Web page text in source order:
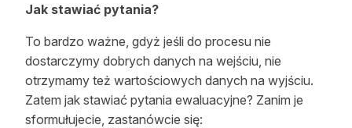
Jak stawiać pytania?
To bardzo ważne, gdyż jeśli do procesu nie
dostarczymy dobrych danych na wejściu, nie
otrzymamy też wartościowych danych na wyjściu.
Zatem jak stawiać pytania ewaluacyjne? Zanim je
sformułujecie, zastanówcie się: